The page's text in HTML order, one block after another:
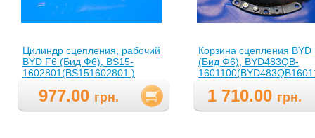
Цилиндр сцепления, рабочий
BYD F6 (Бид Ф6), BS15-
1602801(BS151602801 )
977.00 грн.
Корзина сцепления BYD
(Бид Ф6), BYD483QB-
1 710.00 грн.